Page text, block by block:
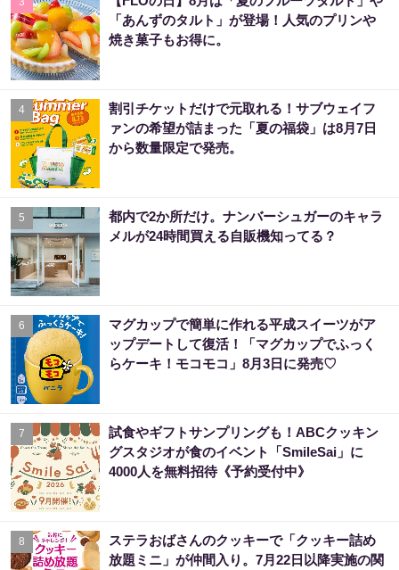
「あんずのタルト」が登場！人気のプリンや
焼き菓子もお得に。
4
割引チケットだけで元取れる！サブウェイフ
ァンの希望が詰まった「夏の福袋」は8月7日
から数量限定で発売。
5
都内で2か所だけ。ナンバーシュガーのキャラ
メルが24時間買える自販機知ってる？
6
マグカップで簡単に作れる平成スイーツがア
ップデートして復活！「マグカップでふっく
らケーキ！モコモコ」8月3日に発売♡
7
試食やギフトサンプリングも！ABCクッキン
グスタジオが食のイベント「SmileSai」に
4000人を無料招待《予約受付中》
8
ステラおばさんのクッキーで「クッキー詰め
放題ミニ」が仲間入り。7月22日以降実施の関